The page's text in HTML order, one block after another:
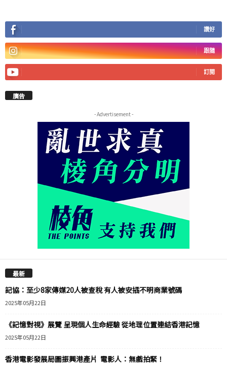
讚好
跟隨
訂閱
廣告
- Advertisement -
最新
記協：至少8家傳媒20人被查稅 有人被安插不明商業號碼
2025年05月22日
《記憶對視》展覽 呈現個人生命經驗 從地理位置連結香港記憶
2025年05月22日
香港電影發展局圖振興港產片 電影人：無戲拍緊！